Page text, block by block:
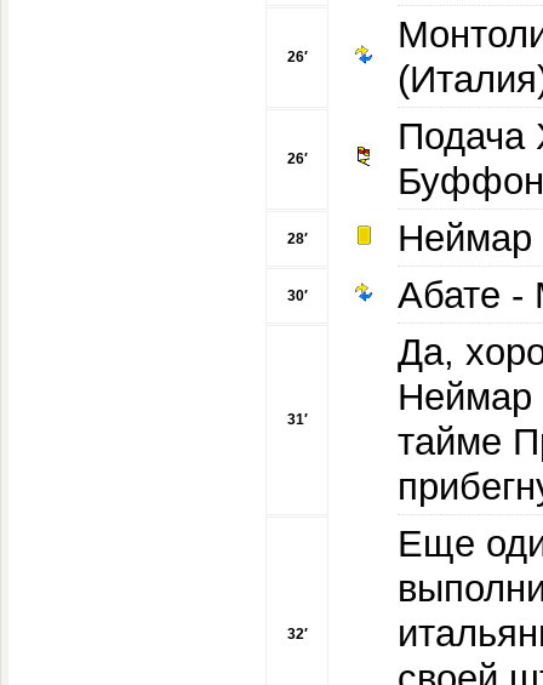
26′
26′
Подача
28′ Неймар
30′ Абате -
31′
Да,
Неймар
тайме
32′
Еще